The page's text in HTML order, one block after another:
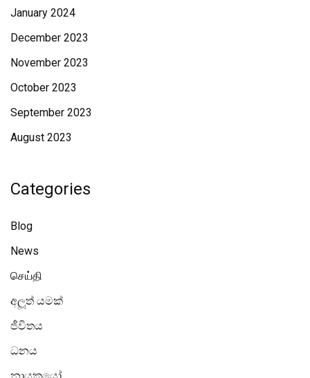
January 2024
December 2023
November 2023
October 2023
September 2023
August 2023
Categories
Blog
News
செய்தி
අලූත් යමක්
ජීවිතය
ධනය